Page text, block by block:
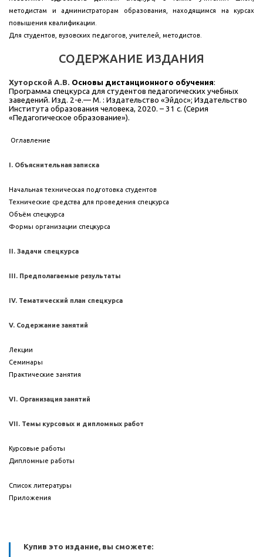
методистам и администраторам образования, находящимся на курсах
повышения квалификации.
Для студентов, вузовских педагогов, учителей, методистов.
СОДЕРЖАНИЕ ИЗДАНИЯ
Хуторской А.В. Основы дистанционного обучения:
Программа спецкурса для студентов педагогических учебных
заведений. Изд. 2-е.— М. : Издательство «Эйдос»; Издательство
Института образования человека, 2020. – 31 с. (Серия
«Педагогическое образование»).
Оглавление
I. Объяснительная записка
Начальная техническая подготовка студентов
Технические средства для проведения спецкурса
Объём спецкурса
Формы организации спецкурса
II. Задачи спецкурса
III. Предполагаемые результаты
IV. Тематический план спецкурса
V. Содержание занятий
Лекции
Семинары
Практические занятия
VI. Организация занятий
VII. Темы курсовых и дипломных работ
Курсовые работы
Дипломные работы
Список литературы
Приложения
Купив это издание, вы сможете: